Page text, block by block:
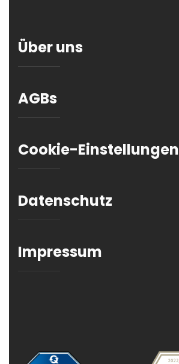
Über uns
AGBs
Cookie-Einstellungen
Datenschutz
Impressum